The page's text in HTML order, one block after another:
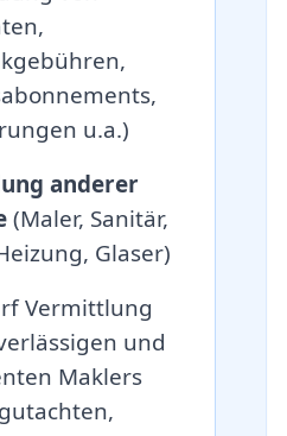
u.a.)
anderer
(Maler, Sanitär,
Glaser)
Vermittlung
und
Maklers